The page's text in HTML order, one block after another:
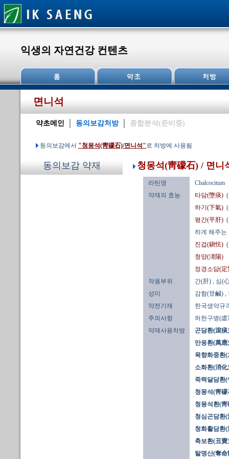
익생의 자연건강 컨텐츠
면니석
약초메인 동의보감처방 종합분석(준비중)
동의보감에서 "청몽석(靑礞石)/면니석"로 처방에 사용됨
동의보감 약재 청몽석(靑礞石) / 면니
라틴명
Chalcocitum
약재의 효능
타담(墮痰)
하기(下氣)
평간(平肝)
하게 해주는
진겁(鎭怯)
청양(淸陽)
정경소담(
작용부위
간(肝)
, 심(
성미
감함(甘鹹)
약전기재
한국생약규
주의사항
허한구병(虛
약재사용처방
곤담환(滾痰
만응환(萬
목향화중환
소화환(消化
죽력달담환
청몽석(靑礞
청몽석환(
청심곤담환
청화활담환
축보환(丑寶
탈명산(奪